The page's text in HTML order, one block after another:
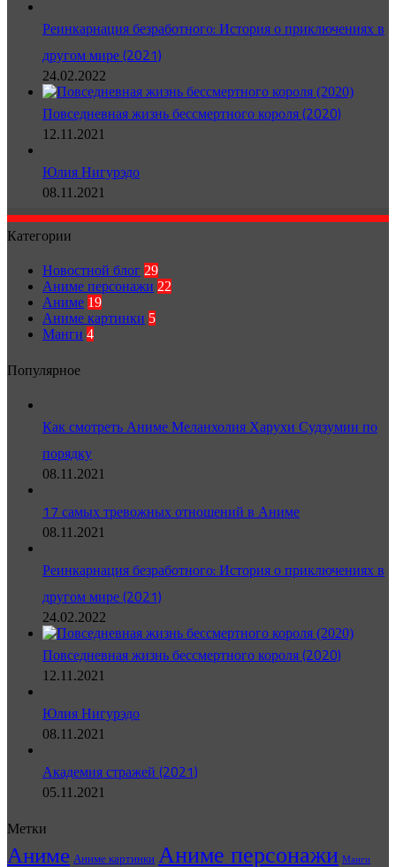
Реинкарнация безработного: История о приключениях в
другом мире (2021)
24.02.2022
Повседневная жизнь бессмертного короля (2020)
12.11.2021
Юлия Нигурэдо
08.11.2021
Категории
Новостной блог 29
Аниме персонажи 22
Аниме 19
Аниме картинки 5
Манги 4
Популярное
Как смотреть Аниме Меланхолия Харухи Судзумии по
порядку
08.11.2021
17 самых тревожных отношений в Аниме
08.11.2021
Реинкарнация безработного: История о приключениях в
другом мире (2021)
24.02.2022
Повседневная жизнь бессмертного короля (2020)
12.11.2021
Юлия Нигурэдо
08.11.2021
Академия стражей (2021)
05.11.2021
Метки
Аниме Аниме картинки Аниме персонажи Манги